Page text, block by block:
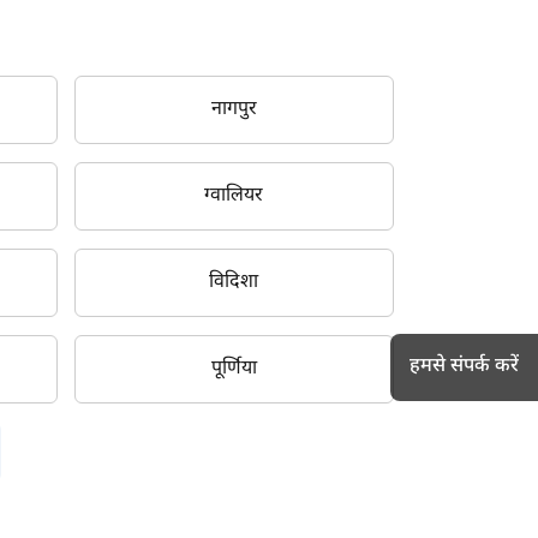
नागपुर
ग्वालियर
विदिशा
पूर्णिया हमसे संपर्क करें